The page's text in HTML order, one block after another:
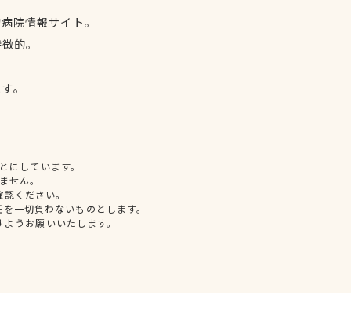
院情報サイト。
的。
。
しています。
せん。
ください。
一切負わないものとします。
うお願いいたします。